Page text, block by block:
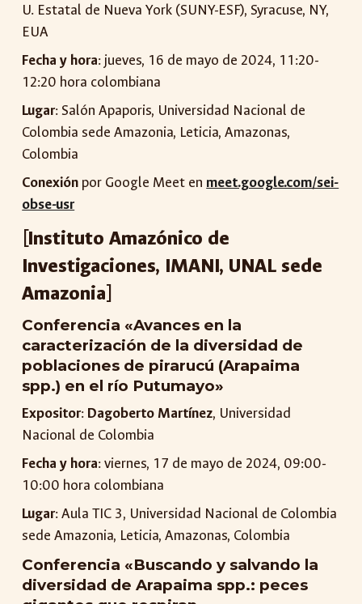
U. Estatal de Nueva York (SUNY-ESF), Syracuse, NY,
EUA
Fecha y hora: jueves, 16 de mayo de 2024, 11:20-
12:20 hora colombiana
Lugar: Salón Apaporis, Universidad Nacional de
Colombia sede Amazonia, Leticia, Amazonas,
Colombia
Conexión por Google Meet en meet.google.com/sei-
obse-usr
[Instituto Amazónico de
Investigaciones, IMANI, UNAL sede
Amazonia]
Conferencia «Avances en la
caracterización de la diversidad de
poblaciones de pirarucú (Arapaima
spp.) en el río Putumayo»
Expositor: Dagoberto Martínez, Universidad
Nacional de Colombia
Fecha y hora: viernes, 17 de mayo de 2024, 09:00-
10:00 hora colombiana
Lugar: Aula TIC 3, Universidad Nacional de Colombia
sede Amazonia, Leticia, Amazonas, Colombia
Conferencia «Buscando y salvando la
diversidad de Arapaima spp.: peces